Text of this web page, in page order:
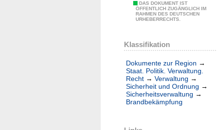
DAS DOKUMENT IST
ÖFFENTLICH ZUGÄNGLICH IM
RAHMEN DES DEUTSCHEN
URHEBERRECHTS.
Klassifikation
Dokumente zur Region →
Staat. Politik. Verwaltung.
Recht → Verwaltung →
Sicherheit und Ordnung →
Sicherheitsverwaltung →
Brandbekämpfung